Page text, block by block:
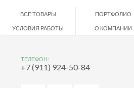
ВСЕ ТОВАРЫ ПОРТФОЛИО
УСЛОВИЯ РАБОТЫ О КОМПАНИИ
ТЕЛЕФОН:
+7 (911) 924-50-84